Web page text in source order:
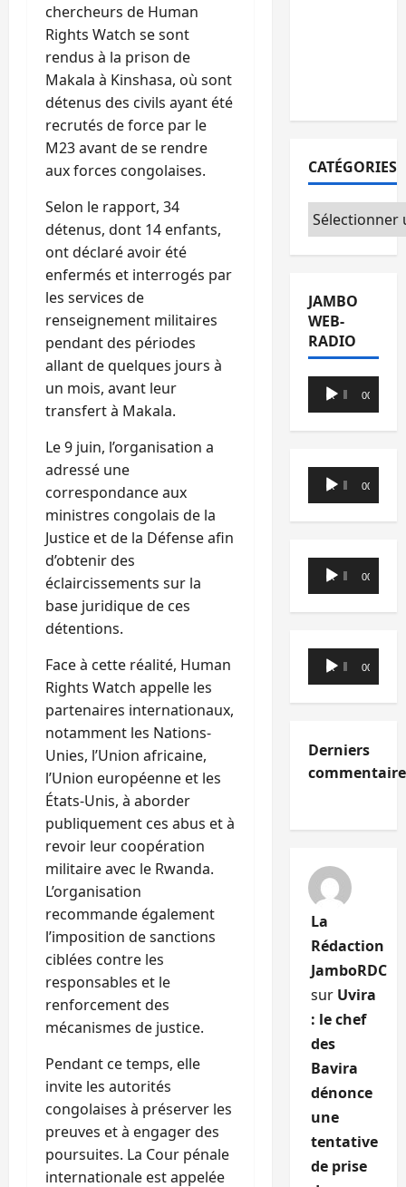
chercheurs de Human
Rights Watch se sont
rendus à la prison de
Makala à Kinshasa, où sont
détenus des civils ayant été
recrutés de force par le
M23 avant de se rendre
aux forces congolaises.
Selon le rapport, 34
détenus, dont 14 enfants,
ont déclaré avoir été
enfermés et interrogés par
les services de
renseignement militaires
pendant des périodes
allant de quelques jours à
un mois, avant leur
transfert à Makala.
Le 9 juin, l’organisation a
adressé une
correspondance aux
ministres congolais de la
Justice et de la Défense afin
d’obtenir des
éclaircissements sur la
base juridique de ces
détentions.
Face à cette réalité, Human
Rights Watch appelle les
partenaires internationaux,
notamment les Nations-
Unies, l’Union africaine,
l’Union européenne et les
États-Unis, à aborder
publiquement ces abus et à
revoir leur coopération
militaire avec le Rwanda.
L’organisation
recommande également
l’imposition de sanctions
ciblées contre les
responsables et le
renforcement des
mécanismes de justice.
Pendant ce temps, elle
invite les autorités
congolaises à préserver les
preuves et à engager des
poursuites. La Cour pénale
internationale est appelée
CATÉGORIES
Catégories
JAMBO
WEB-
RADIO
Lecteur
audio
00:00 00:00
Lecteur
audio
00:00 00:00
Lecteur
audio
00:00 00:00
Lecteur
audio
00:00 00:00
Derniers
La
Rédaction
JamboRDC
sur Uvira
: le chef
des
Bavira
dénonce
une
tentative
de prise